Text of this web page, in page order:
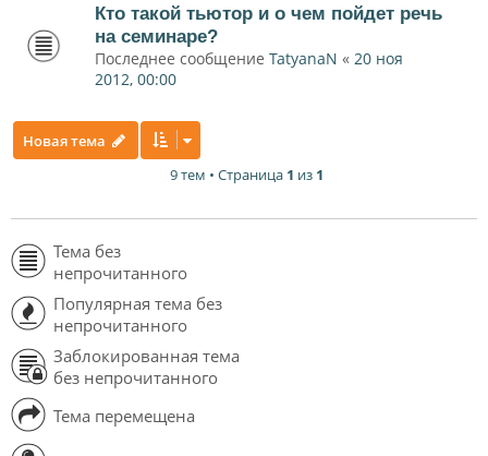
Кто такой тьютор и о чем пойдет речь
на семинаре?
Последнее сообщение TatyanaN « 20 ноя
2012, 00:00
Новая тема
9 тем • Страница 1 из 1
Тема без
непрочитанного
Популярная тема без
непрочитанного
Заблокированная тема
без непрочитанного
Тема перемещена